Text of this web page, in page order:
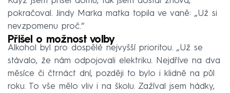
pokračoval. Jindy Marka matka topila ve vaně: „Už si
nevzpomenu proč.“
Přišel o možnost volby
Alkohol byl pro dospělé nejvyšší prioritou. „Už se
stávalo, že nám odpojovali elektriku. Nejdříve na dva
měsíce či čtrnáct dní, později to bylo i klidně na půl
roku. To vše mělo vliv i na školu. Zažíval jsem hádky,